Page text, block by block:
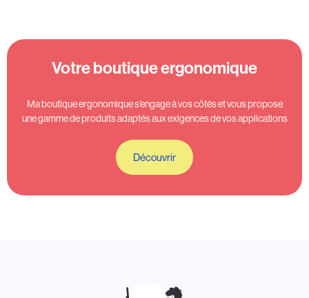
Votre boutique ergonomique
Ma boutique ergonomique s’engage à vos côtés et vous propose
une gamme de produits adaptés aux exigences de vos applications
Découvrir